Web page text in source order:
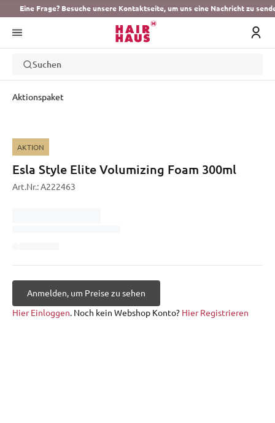
Eine Frage? Besuche unsere Kontaktseite, um uns eine Nachricht zu
Suchen
Aktionspaket
AKTION
Esla Style Elite Volumizing Foam 300ml
Art.Nr.:A222463
Anmelden, um Preise zu sehen
Hier Einloggen. Noch kein Webshop Konto? Hier Registrieren